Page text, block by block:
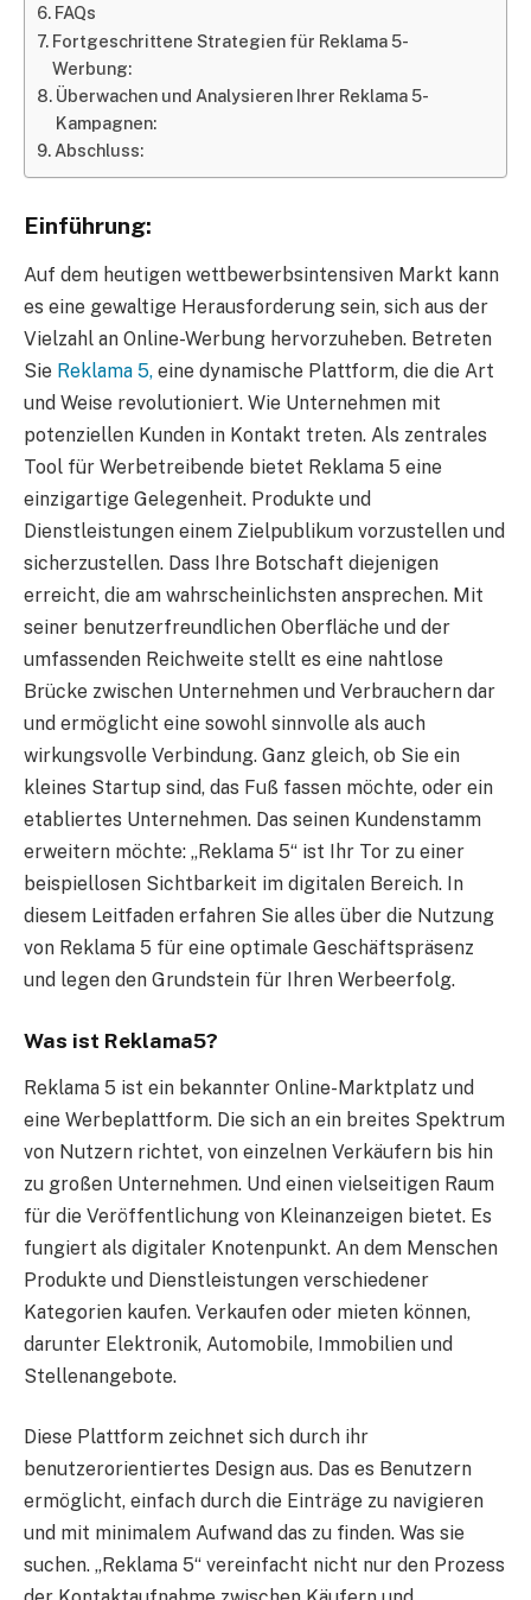
FAQs
Fortgeschrittene Strategien für Reklama 5-
Werbung:
Überwachen und Analysieren Ihrer Reklama 5-
Kampagnen:
Abschluss:
Einführung:
Auf dem heutigen wettbewerbsintensiven Markt kann
es eine gewaltige Herausforderung sein, sich aus der
Vielzahl an Online-Werbung hervorzuheben. Betreten
Sie Reklama 5, eine dynamische Plattform, die die Art
und Weise revolutioniert. Wie Unternehmen mit
potenziellen Kunden in Kontakt treten. Als zentrales
Tool für Werbetreibende bietet Reklama 5 eine
einzigartige Gelegenheit. Produkte und
Dienstleistungen einem Zielpublikum vorzustellen und
sicherzustellen. Dass Ihre Botschaft diejenigen
erreicht, die am wahrscheinlichsten ansprechen. Mit
seiner benutzerfreundlichen Oberfläche und der
umfassenden Reichweite stellt es eine nahtlose
Brücke zwischen Unternehmen und Verbrauchern dar
und ermöglicht eine sowohl sinnvolle als auch
wirkungsvolle Verbindung. Ganz gleich, ob Sie ein
kleines Startup sind, das Fuß fassen möchte, oder ein
etabliertes Unternehmen. Das seinen Kundenstamm
erweitern möchte: „Reklama 5“ ist Ihr Tor zu einer
beispiellosen Sichtbarkeit im digitalen Bereich. In
diesem Leitfaden erfahren Sie alles über die Nutzung
von Reklama 5 für eine optimale Geschäftspräsenz
und legen den Grundstein für Ihren Werbeerfolg.
Was ist Reklama5?
Reklama 5 ist ein bekannter Online-Marktplatz und
eine Werbeplattform. Die sich an ein breites Spektrum
von Nutzern richtet, von einzelnen Verkäufern bis hin
zu großen Unternehmen. Und einen vielseitigen Raum
für die Veröffentlichung von Kleinanzeigen bietet. Es
fungiert als digitaler Knotenpunkt. An dem Menschen
Produkte und Dienstleistungen verschiedener
Kategorien kaufen. Verkaufen oder mieten können,
darunter Elektronik, Automobile, Immobilien und
Stellenangebote.
Diese Plattform zeichnet sich durch ihr
benutzerorientiertes Design aus. Das es Benutzern
ermöglicht, einfach durch die Einträge zu navigieren
und mit minimalem Aufwand das zu finden. Was sie
suchen. „Reklama 5“ vereinfacht nicht nur den Prozess